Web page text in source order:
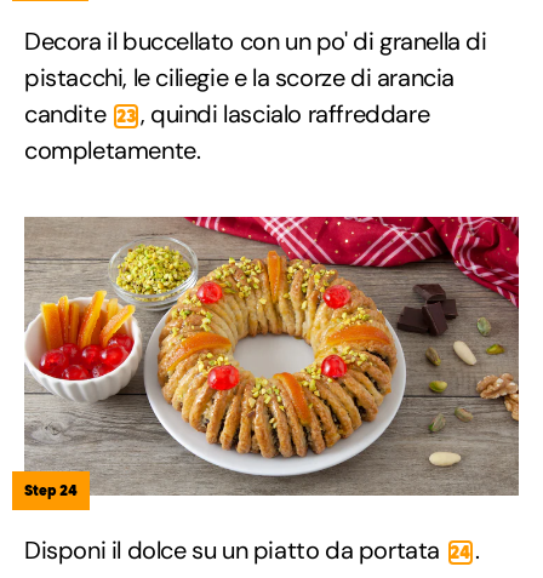
Decora il buccellato con un po' di granella di
pistacchi, le ciliegie e la scorze di arancia
candite 23 , quindi lascialo raffreddare
completamente.
Step 24
Disponi il dolce su un piatto da portata 24 .